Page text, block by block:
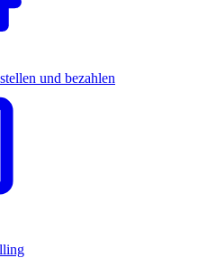
und bezahlen